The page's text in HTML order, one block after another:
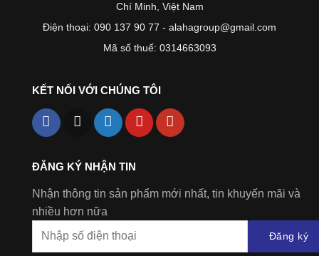
Chí Minh, Việt Nam
Điện thoại: 090 137 90 77 - alahagroup@gmail.com
Mã số thuế: 0314663093
KẾT NỐI VỚI CHÚNG TÔI
ĐĂNG KÝ NHẬN TIN
Nhận thông tin sản phẩm mới nhất, tin khuyến mãi và
nhiều hơn nữa
Đăng ký